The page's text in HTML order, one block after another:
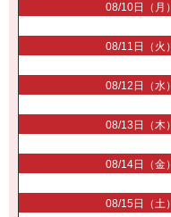
08/10日（月）
08/11日（火）
08/12日（水）
08/13日（木）
08/14日（金）
08/15日（土）